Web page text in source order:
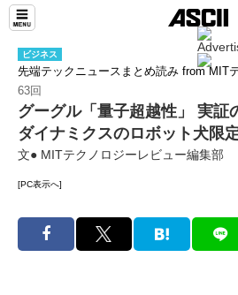
ビジネス
先端テックニュースまとめ読み from MIT
63回
グーグル「量子超越性」 実証
ダイナミクスのロボット犬限
文● MITテクノロジーレビュー編集部
[PC表示へ]